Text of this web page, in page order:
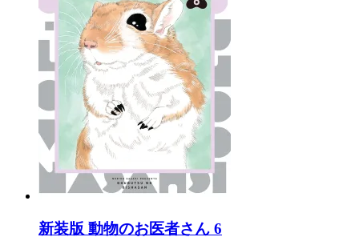
新装版 動物のお医者さん 6